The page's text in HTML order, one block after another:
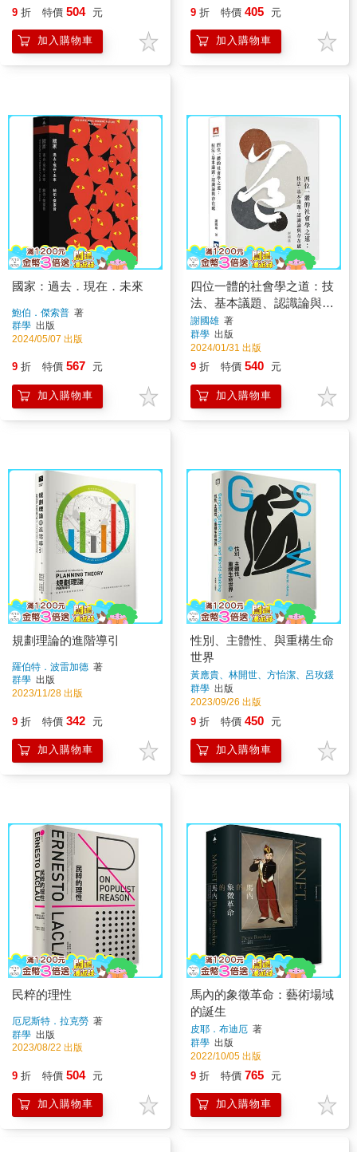
9 折 特價 504 元
加入購物車
9 折 特價 405 元
加入購物車
國家：過去．現在．未來
鮑伯．傑索普 著
群學 出版
2024/05/07 出版
9 折 特價 567 元
加入購物車
四位一體的社會學之道：技
法、基本議題、認識論與存
在感
謝國雄 著
群學 出版
2024/01/31 出版
9 折 特價 540 元
加入購物車
規劃理論的進階導引
羅伯特．波雷加德 著
群學 出版
2023/11/28 出版
9 折 特價 342 元
加入購物車
性別、主體性、與重構生命
世界
黃應貴、林開世、方怡潔、呂玫鍰
著
群學 出版
2023/09/26 出版
9 折 特價 450 元
加入購物車
民粹的理性
厄尼斯特．拉克勞 著
群學 出版
2023/08/22 出版
9 折 特價 504 元
加入購物車
馬內的象徵革命：藝術場域
的誕生
皮耶．布迪厄 著
群學 出版
2022/10/05 出版
9 折 特價 765 元
加入購物車